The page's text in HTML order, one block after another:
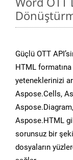
Güçlü OTT
HTML
yeteneklerinizi
Aspose.Cells,
Aspose.HTML
sorunsuz bir
dosyaların